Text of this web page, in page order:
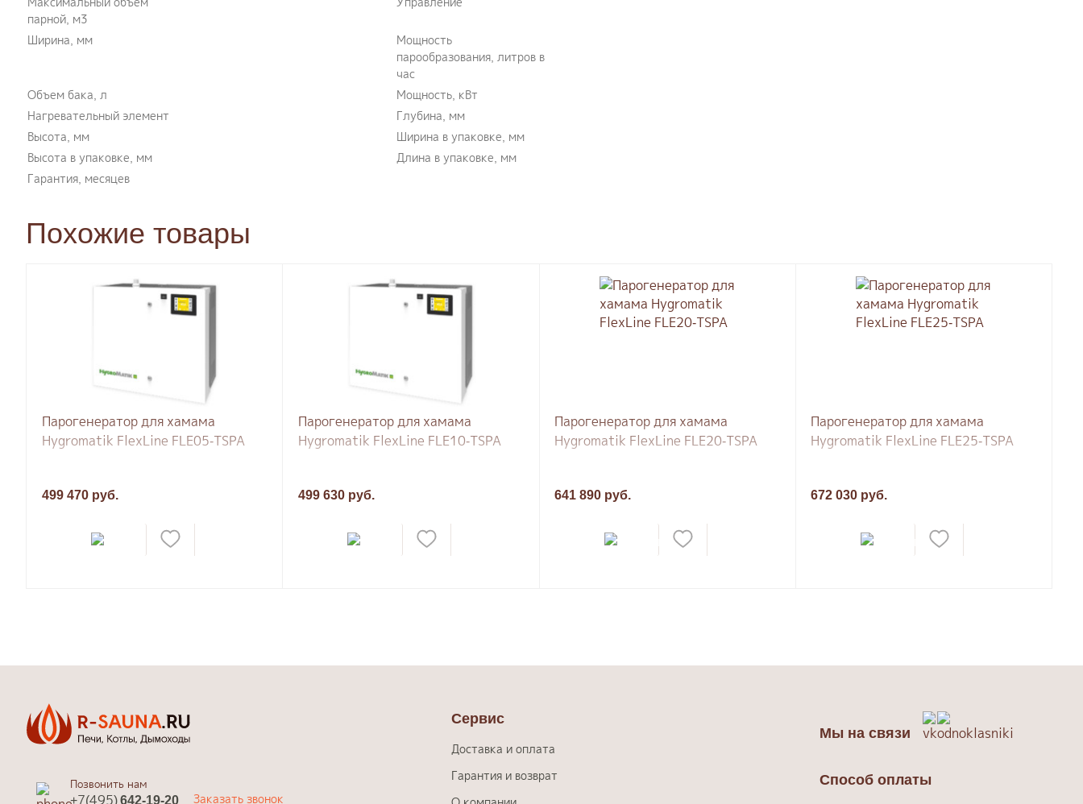
парной, м3
Ширина, мм
Мощность
парообразования, литров в
час
Объем бака, л
Мощность, кВт
Нагревательный элемент
Глубина, мм
Высота, мм
Ширина в упаковке, мм
Высота в упаковке, мм
Длина в упаковке, мм
Гарантия, месяцев
Похожие товары
Парогенератор для хамама
Hygromatik FlexLine FLE05-TSPA
499 470 руб.
Парогенератор для хамама
Hygromatik FlexLine FLE10-TSPA
499 630 руб.
Парогенератор для хамама
Hygromatik FlexLine FLE20-TSPA
641 890 руб.
Парогенератор для хамама
Hygromatik FlexLine FLE25-TSPA
672 030 руб.
Позвонить нам
+7(495)642-19-20 Заказать звонок
Сервис
Доставка и оплата
Гарантия и возврат
Мы на связи
Способ оплаты